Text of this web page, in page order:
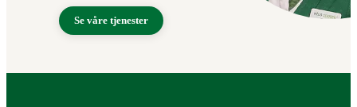
Se våre tjenester